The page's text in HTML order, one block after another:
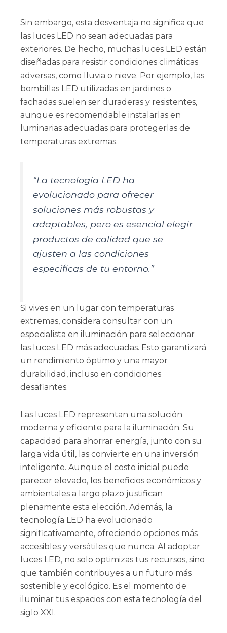
Sin embargo, esta desventaja no significa que
las luces LED no sean adecuadas para
exteriores. De hecho, muchas luces LED están
diseñadas para resistir condiciones climáticas
adversas, como lluvia o nieve. Por ejemplo, las
bombillas LED utilizadas en jardines o
fachadas suelen ser duraderas y resistentes,
aunque es recomendable instalarlas en
luminarias adecuadas para protegerlas de
temperaturas extremas.
“La tecnología LED ha
evolucionado para ofrecer
soluciones más robustas y
adaptables, pero es esencial elegir
productos de calidad que se
ajusten a las condiciones
específicas de tu entorno.”
Si vives en un lugar con temperaturas
extremas, considera consultar con un
especialista en iluminación para seleccionar
las luces LED más adecuadas. Esto garantizará
un rendimiento óptimo y una mayor
durabilidad, incluso en condiciones
desafiantes.
Las luces LED representan una solución
moderna y eficiente para la iluminación. Su
capacidad para ahorrar energía, junto con su
larga vida útil, las convierte en una inversión
inteligente. Aunque el costo inicial puede
parecer elevado, los beneficios económicos y
ambientales a largo plazo justifican
plenamente esta elección. Además, la
tecnología LED ha evolucionado
significativamente, ofreciendo opciones más
accesibles y versátiles que nunca. Al adoptar
luces LED, no solo optimizas tus recursos, sino
que también contribuyes a un futuro más
sostenible y ecológico. Es el momento de
iluminar tus espacios con esta tecnología del
siglo XXI.